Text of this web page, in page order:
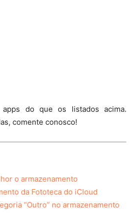
apps do que os listados acima.
comente conosco!
o armazenamento
da Fototeca do iCloud
“Outro” no armazenamento